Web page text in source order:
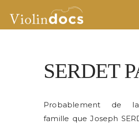
SERDET
Probablement de
famille que Joseph